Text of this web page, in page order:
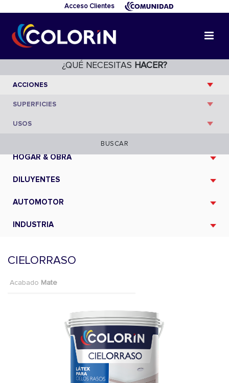
Acceso Clientes
¿QUÉ NECESITAS HACER?
BUSCAR
HOGAR & OBRA
DILUYENTES
AUTOMOTOR
INDUSTRIA
CIELORRASO
Acabado Mate